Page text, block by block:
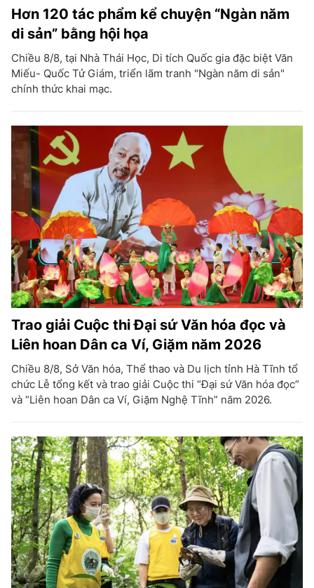
Hơn 120 tác phẩm kể chuyện “Ngàn năm
di sản” bằng hội họa
Chiều 8/8, tại Nhà Thái Học, Di tích Quốc gia đặc biệt Văn
Miếu- Quốc Tử Giám, triển lãm tranh "Ngàn năm di sản"
chính thức khai mạc.
Trao giải Cuộc thi Đại sứ Văn hóa đọc và
Liên hoan Dân ca Ví, Giặm năm 2026
Chiều 8/8, Sở Văn hóa, Thể thao và Du lịch tỉnh Hà Tĩnh tổ
chức Lễ tổng kết và trao giải Cuộc thi “Đại sứ Văn hóa đọc”
và “Liên hoan Dân ca Ví, Giặm Nghệ Tĩnh” năm 2026.